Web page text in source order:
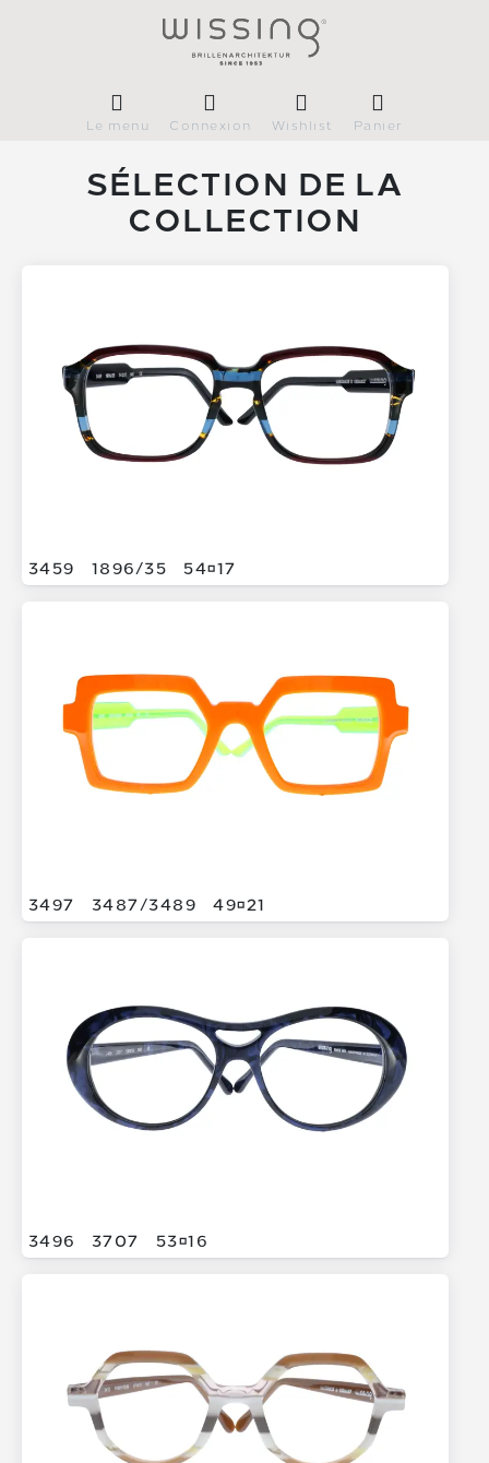
Le menu Connexion Wishlist Panier
SÉLECTION DE LA
COLLECTION
3459 1896/35 5417
3497 3487/3489 4921
3496 3707 5316